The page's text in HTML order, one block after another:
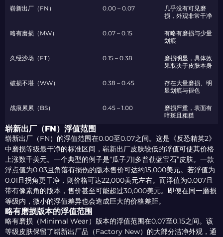
崭新出厂（FN） 0.00 – 0.07
几乎没有可见磨
损，外观非常干净
略有磨损（MW） 0.07 – 0.15
有略有磨损与少量
划痕
久经沙场（FT） 0.15 – 0.38
磨损明显，具体效
果取决于皮肤本身
破损不堪（WW） 0.38 – 0.45
存在大量磨损、明
显划痕与褪色
战痕累累（BS） 0.45 – 1.00
磨损严重，表面有
暗斑且粗糙
崭新出厂（FN）浮值范围
崭新出厂（FN）的浮值范围在0.00至0.07之间。这是《反恐精英2》
中磨损等级最干净的标准区间，崭新出厂皮肤较低的浮值可使其价格
上涨数千美元。一个典型的例子是“瓜子刀|多普勒蓝宝石”皮肤。一款
浮点值为0.03且角落有损伤的版本售价可达约15,000美元。若浮值为
0.01且拐角更干净，则价格可达22,000美元左右。而浮值为0.007且
带有像素角的版本，售价甚至可能超过30,000美元。即便在同一磨损
等级内，微小的浮值差异也会造成巨大的价格差距。
略有磨损版本的浮值范围
略有磨损（Minimal Wear）版本的浮值范围在0.07至0.15之间。该
等级皮肤保留了崭新出厂品（Factory New）的大部分洁净外观，通